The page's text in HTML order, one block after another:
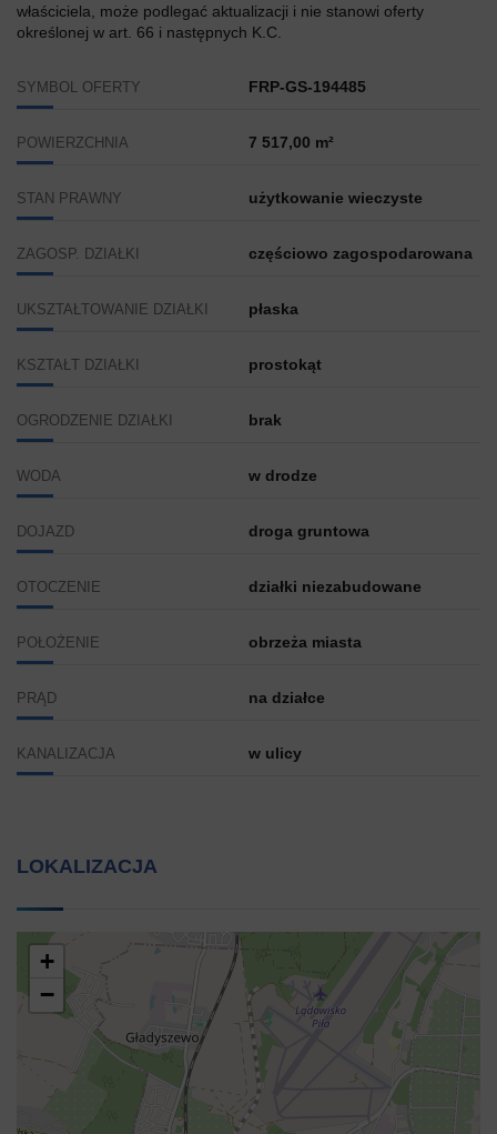
właściciela, może podlegać aktualizacji i nie stanowi oferty
określonej w art. 66 i następnych K.C.
SYMBOL OFERTY FRP-GS-194485
POWIERZCHNIA 7 517,00 m²
STAN PRAWNY użytkowanie wieczyste
ZAGOSP. DZIAŁKI częściowo zagospodarowana
UKSZTAŁTOWANIE DZIAŁKI płaska
KSZTAŁT DZIAŁKI prostokąt
OGRODZENIE DZIAŁKI brak
WODA w drodze
DOJAZD droga gruntowa
OTOCZENIE działki niezabudowane
POŁOŻENIE obrzeża miasta
PRĄD na działce
KANALIZACJA w ulicy
LOKALIZACJA
+
−